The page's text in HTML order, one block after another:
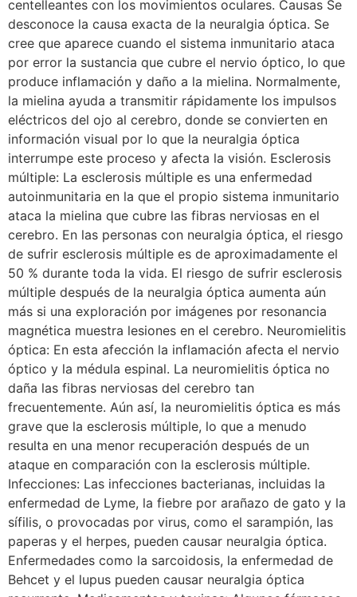
centelleantes con los movimientos oculares. Causas Se
desconoce la causa exacta de la neuralgia óptica. Se
cree que aparece cuando el sistema inmunitario ataca
por error la sustancia que cubre el nervio óptico, lo que
produce inflamación y daño a la mielina. Normalmente,
la mielina ayuda a transmitir rápidamente los impulsos
eléctricos del ojo al cerebro, donde se convierten en
información visual por lo que la neuralgia óptica
interrumpe este proceso y afecta la visión. Esclerosis
múltiple: La esclerosis múltiple es una enfermedad
autoinmunitaria en la que el propio sistema inmunitario
ataca la mielina que cubre las fibras nerviosas en el
cerebro. En las personas con neuralgia óptica, el riesgo
de sufrir esclerosis múltiple es de aproximadamente el
50 % durante toda la vida. El riesgo de sufrir esclerosis
múltiple después de la neuralgia óptica aumenta aún
más si una exploración por imágenes por resonancia
magnética muestra lesiones en el cerebro. Neuromielitis
óptica: En esta afección la inflamación afecta el nervio
óptico y la médula espinal. La neuromielitis óptica no
daña las fibras nerviosas del cerebro tan
frecuentemente. Aún así, la neuromielitis óptica es más
grave que la esclerosis múltiple, lo que a menudo
resulta en una menor recuperación después de un
ataque en comparación con la esclerosis múltiple.
Infecciones: Las infecciones bacterianas, incluidas la
enfermedad de Lyme, la fiebre por arañazo de gato y la
sífilis, o provocadas por virus, como el sarampión, las
paperas y el herpes, pueden causar neuralgia óptica.
Enfermedades como la sarcoidosis, la enfermedad de
Behcet y el lupus pueden causar neuralgia óptica